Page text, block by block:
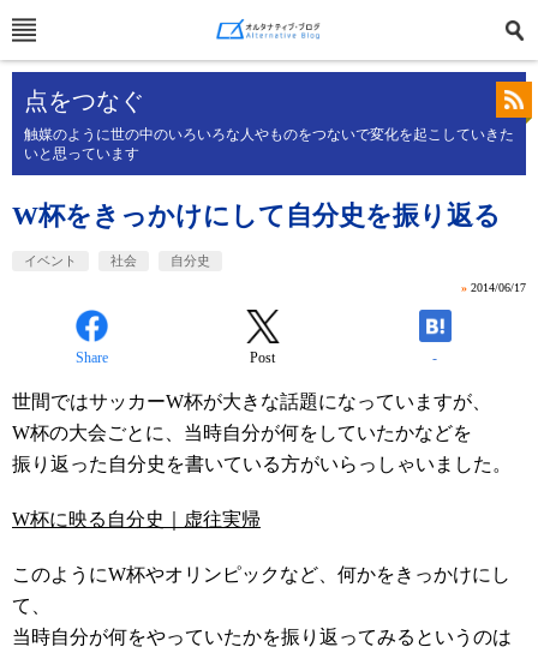
点をつなぐ
触媒のように世の中のいろいろな人やものをつないで変化を起こしていきた
いと思っています
W杯をきっかけにして自分史を振り返る
イベント 社会 自分史
» 2014/06/17
Share Post -
世間ではサッカーW杯が大きな話題になっていますが、
W杯の大会ごとに、当時自分が何をしていたかなどを
振り返った自分史を書いている方がいらっしゃいました。
W杯に映る自分史｜虚往実帰
このようにW杯やオリンピックなど、何かをきっかけにし
て、
当時自分が何をやっていたかを振り返ってみるというのは